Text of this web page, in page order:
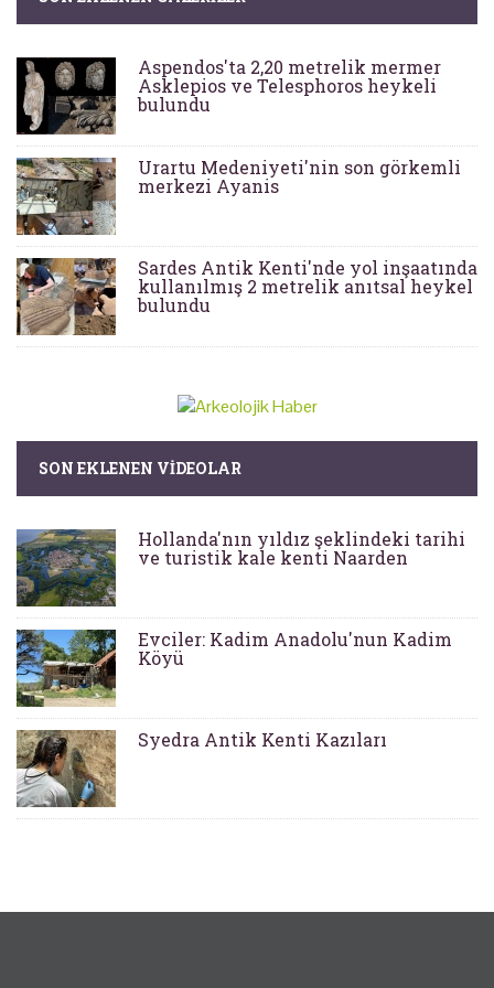
Aspendos'ta 2,20 metrelik mermer
Asklepios ve Telesphoros heykeli
bulundu
Urartu Medeniyeti'nin son görkemli
merkezi Ayanis
Sardes Antik Kenti'nde yol inşaatında
kullanılmış 2 metrelik anıtsal heykel
bulundu
SON EKLENEN VIDEOLAR
Hollanda'nın yıldız şeklindeki tarihi
ve turistik kale kenti Naarden
Evciler: Kadim Anadolu'nun Kadim
Köyü
Syedra Antik Kenti Kazıları